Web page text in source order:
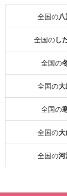
全国の
全国のし
全国の
全国の
全国の
全国の
全国の